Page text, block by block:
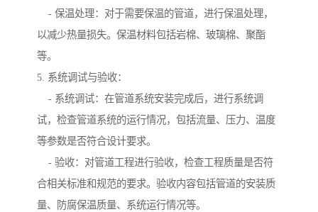
- 保温处理：对于需要保温的管道，进行保温处理，
以减少热量损失。保温材料包括岩棉、玻璃棉、聚酯
等。
5. 系统调试与验收：
- 系统调试：在管道系统安装完成后，进行系统调
试，检查管道系统的运行情况，包括流量、压力、温度
等参数是否符合设计要求。
- 验收：对管道工程进行验收，检查工程质量是否符
合相关标准和规范的要求。验收内容包括管道的安装质
量、防腐保温质量、系统运行情况等。